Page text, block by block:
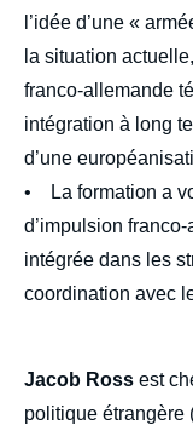
l’idée d’une «
la situation
franco-allemande
intégration à long
d’une
• La formation a
d’impulsion
intégrée dans les
coordination avec
Jacob Ross est
politique étrangère